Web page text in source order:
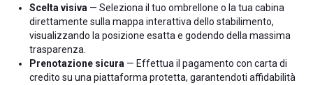
Scelta visiva — Seleziona il tuo ombrellone o la tua cabina
direttamente sulla mappa interattiva dello stabilimento,
visualizzando la posizione esatta e godendo della massima
trasparenza.
Prenotazione sicura — Effettua il pagamento con carta di
credito su una piattaforma protetta, garantendoti affidabilità